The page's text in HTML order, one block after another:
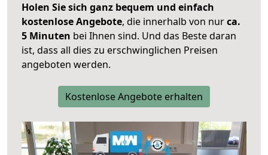
Holen Sie sich ganz bequem und einfach
kostenlose Angebote, die innerhalb von nurca.
5 Minuten bei Ihnen sind. Und das Beste daran
ist, dass all dies zu erschwinglichen Preisen
angeboten werden.
Kostenlose Angebote erhalten